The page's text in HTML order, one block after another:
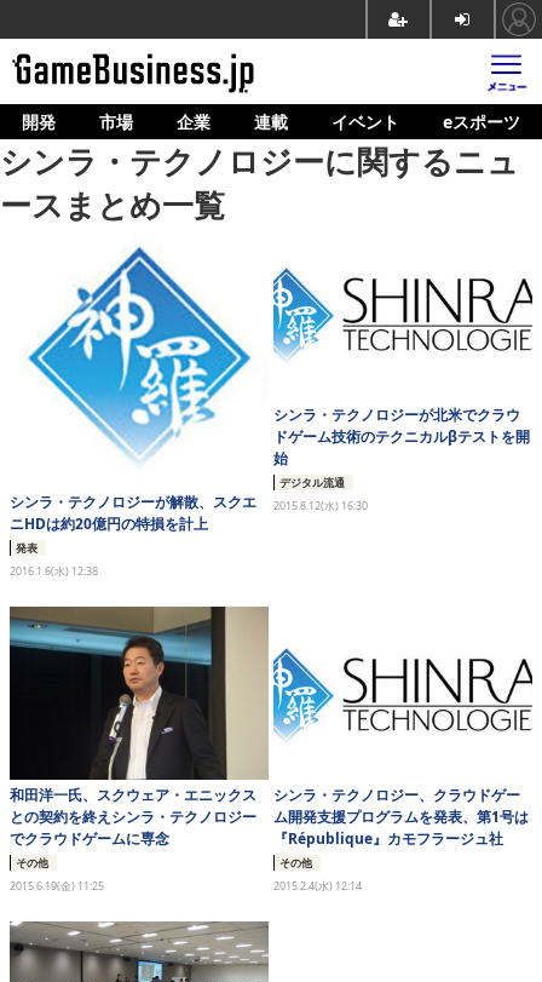
ホーム
ゲーム開発
市場
企業動向
人材育成
産業政策
イベント/セミナー
eスポーツ
開発 市場 企業 連載 イベント eスポーツ
シンラ・テクノロジーに関するニュ
ースまとめ一覧
シンラ・テクノロジーが解散、スクエ
ニHDは約20億円の特損を計上
発表
2016.1.6(水) 12:38
シンラ・テクノロジーが北米でクラウ
ドゲーム技術のテクニカルβテストを開
始
デジタル流通
2015.8.12(水) 16:30
和田洋一氏、スクウェア・エニックス
との契約を終えシンラ・テクノロジー
でクラウドゲームに専念
その他
2015.6.19(金) 11:25
シンラ・テクノロジー、クラウドゲー
ム開発支援プログラムを発表、第1号は
『République』カモフラージュ社
その他
2015.2.4(水) 12:14